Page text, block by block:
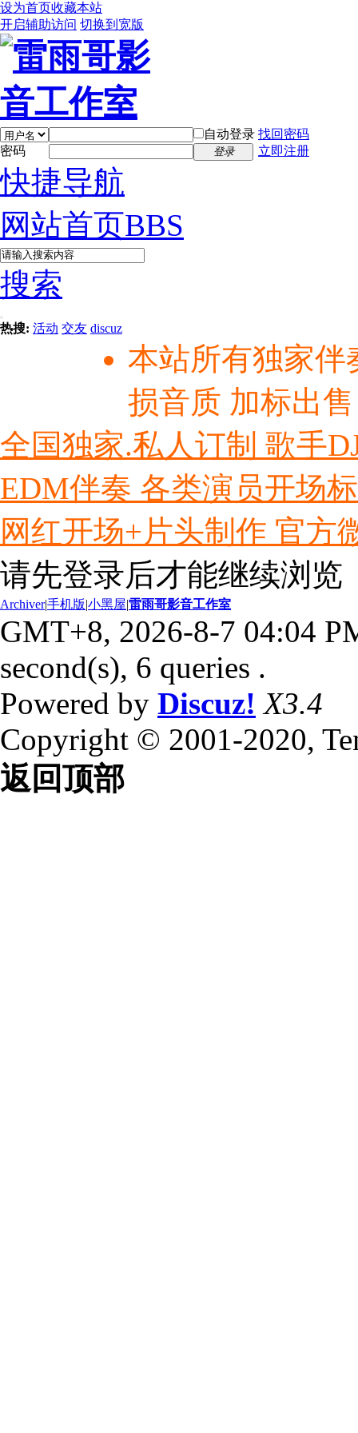
设为首页收藏本站
开启辅助访问 切换到宽版
自动登录 找回密码
密码
登录 立即注册
快捷导航
网站首页BBS
搜索
热搜: 活动 交友 discuz
本站所有独家伴
损音质 加标出
全国独家.私人订制 歌手
EDM伴奏 各类演员开场
网红开场+片头制作 官方
请先登录后才能继续浏览
Archiver|手机版|小黑屋|雷雨哥影音工作室
GMT+8, 2026-8-7 04:04
second(s), 6 queries .
Powered by Discuz! X3.4
Copyright © 2001-2020,
返回顶部